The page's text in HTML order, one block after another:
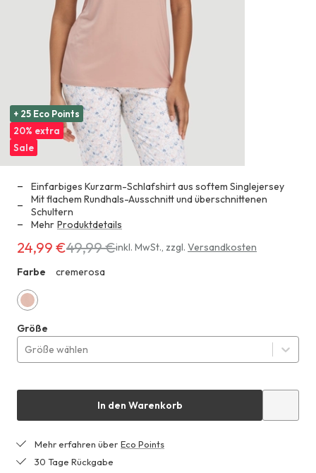
+ 25 Eco Points
20% extra
Sale
Einfarbiges Kurzarm-Schlafshirt aus softem Singlejersey
Mit flachem Rundhals-Ausschnitt und überschnittenen
Schultern
Mehr Produktdetails
Erhältlich
24,99 €
anstatt
49,99 €
24,99 €49,99 €inkl. MwSt., zzgl. Versandkosten
Farbe
cremerosa
Größe
Größe wählen
In den Warenkorb
Mehr erfahren über Eco Points
30 Tage Rückgabe